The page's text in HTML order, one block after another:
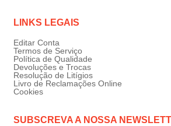
LINKS LEGAIS
Editar Conta
Termos de Serviço
Política de Qualidade
Devoluções e Trocas
Resolução de Litígios
Livro de Reclamações Online
Cookies
SUBSCREVA A NOSSA